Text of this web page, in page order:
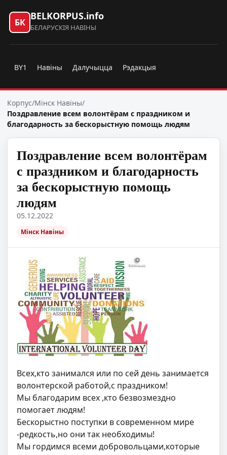
БК
BELKORPUS.info
БЕЛАРУСКІЯ НАВІНЫ
BY1 Навіны Далучыцца Рэдакцыя
Корпус/Мінск Навіны/
Поздравление всем волонтёрам с праздником и
благодарность за бескорыстную помощь людям
Поздравление всем волонтёрам
с праздником и благодарность
за бескорыстную помощь
людям
05.12.2022
Мінск Навіны
Всех,кто занимался или по сей день занимается
волонтерской работой,с праздником!
Мы благодарим всех ,кто безвозмездно
помогает людям!
Бескорыстно поступки в современном мире
-редкость,но они так необходимы!
Мы гордимся всеми добровольцами,которые